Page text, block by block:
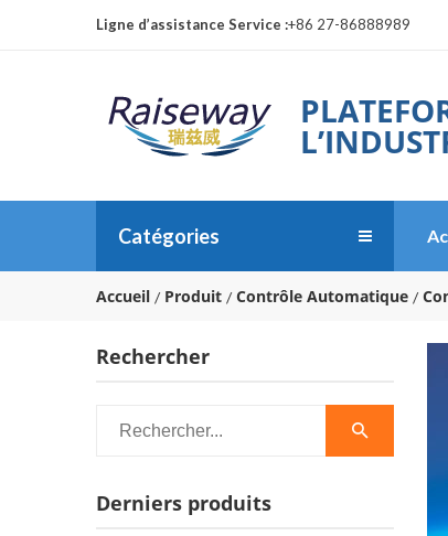
Ligne d’assistance Service :+86 27-86888989
Catégories
Accueil Produit Contrôle Automatique
Rechercher
Derniers produits